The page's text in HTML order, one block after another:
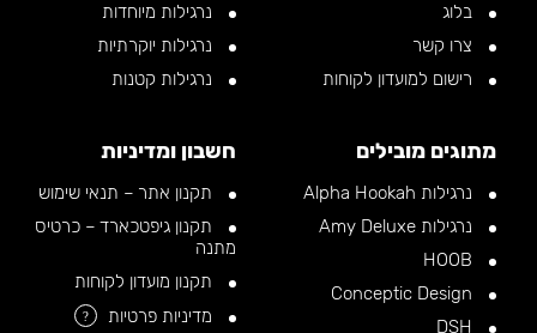
בלוג
צרו קשר
רישום למועדון לקוחות
נרגילות מיוחדות
נרגילות יוקרתיות
נרגילות קטנות
מתוגים מובילים
נרגילות Alpha Hookah
נרגילות Amy Deluxe
חשבון ומדיניות
תקנון אתר – תנאי שימוש
תקנון גיפטכארד – כרטיס
מתנה
תקנון מועדון לקוחות
מדיניות פרטיות
?